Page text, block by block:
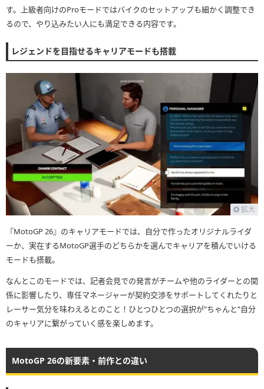
す。上級者向けのProモードではバイクのセットアップも細かく調整でき
るので、やり込みたい人にも満足できる内容です。
レジェンドを目指せるキャリアモードも搭載
拡大
『MotoGP 26』のキャリアモードでは、自分で作ったオリジナルライダ
ーか、実在するMotoGP選手のどちらかを選んでキャリアを積んでいける
モードも搭載。
なんとこのモードでは、記者会見での発言がチームや他のライダーとの関
係に影響したり、専任マネージャーが契約交渉をサポートしてくれたりと
レーサー気分を味わえるとのこと！ひとつひとつの選択が”ちゃんと”自分
のキャリアに繋がっていく感を楽しめます。
MotoGP 26の新要素・前作との違い